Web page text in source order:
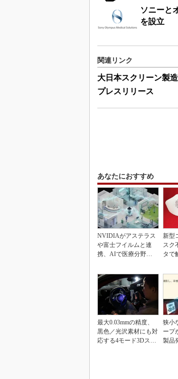
ソニーと
を設立
関連リンク
大日本スクリーン製造
プレスリリース
あなたにおすすめ
NVIDIAがアステラス
や富士フイルムと連
携、AIで医療分野支
新型
スク
タで
最大0.03mmの精度、
黒色／光沢素材にも対
応する4モード3Dスキ
狭小
ープ
製品